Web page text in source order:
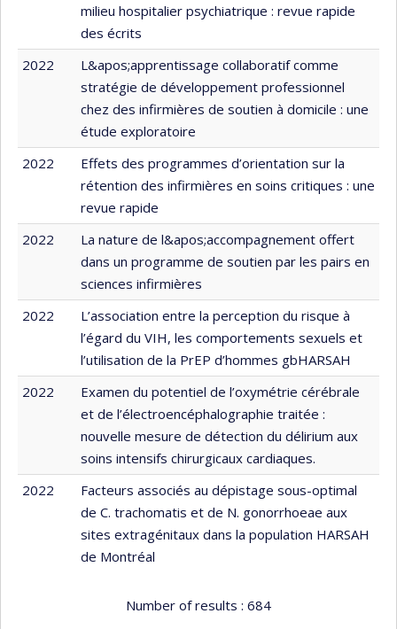
milieu hospitalier psychiatrique : revue rapide
des écrits
2022
L&apos;apprentissage collaboratif comme
stratégie de développement professionnel
chez des infirmières de soutien à domicile : une
étude exploratoire
2022
Effets des programmes d’orientation sur la
rétention des infirmières en soins critiques : une
revue rapide
2022
La nature de l&apos;accompagnement offert
dans un programme de soutien par les pairs en
sciences infirmières
2022
L’association entre la perception du risque à
l’égard du VIH, les comportements sexuels et
l’utilisation de la PrEP d’hommes gbHARSAH
2022
Examen du potentiel de l’oxymétrie cérébrale
et de l’électroencéphalographie traitée :
nouvelle mesure de détection du délirium aux
soins intensifs chirurgicaux cardiaques.
2022
Facteurs associés au dépistage sous-optimal
de C. trachomatis et de N. gonorrhoeae aux
sites extragénitaux dans la population HARSAH
de Montréal
Number of results : 684